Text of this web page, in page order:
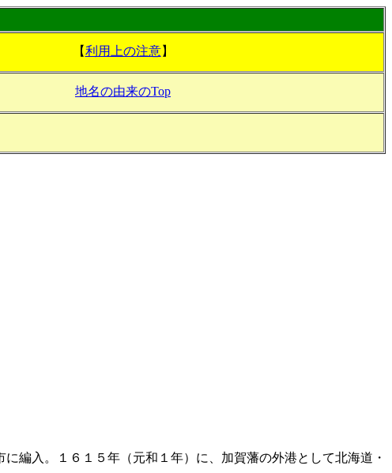
【利用上の注意】
地名の由来のTop
編入。１６１５年（元和１年）に、加賀藩の外港として北海道・